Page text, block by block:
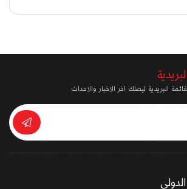
البريدية ليصلك اخر الاخبار والاحداث